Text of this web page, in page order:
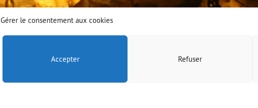
Gérer le consentement aux cookies
Accepter Refuser